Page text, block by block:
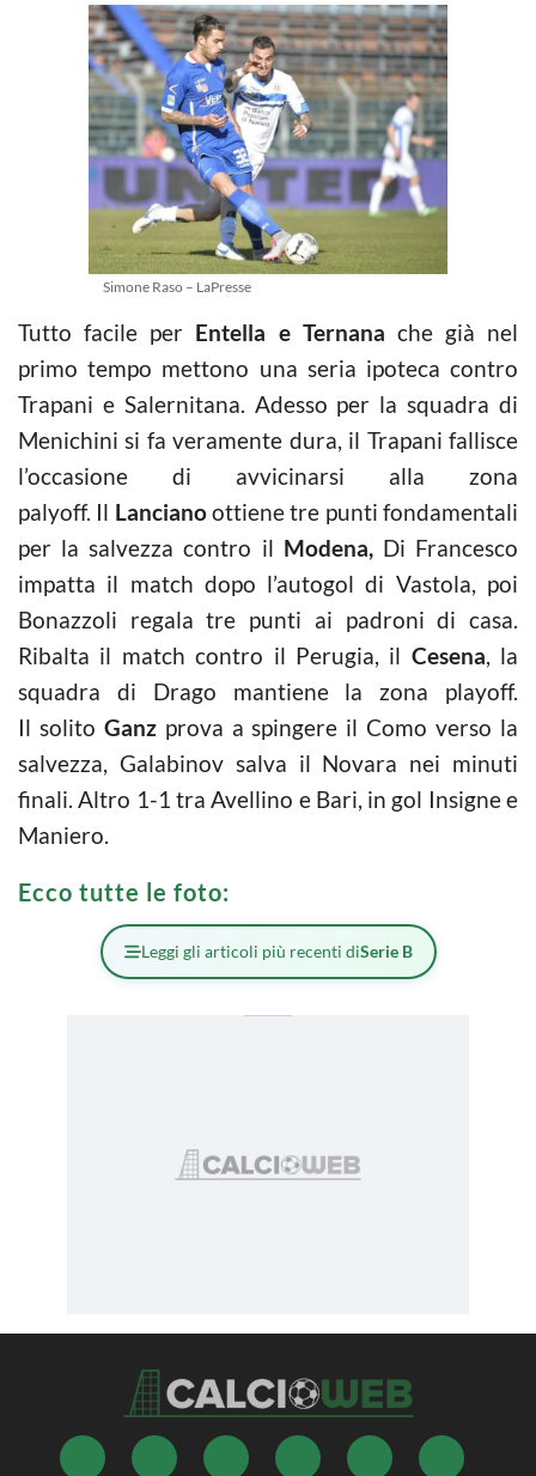
Simone Raso – LaPresse
Tutto facile per Entella e Ternana che già nel
primo tempo mettono una seria ipoteca contro
Trapani e Salernitana. Adesso per la squadra di
Menichini si fa veramente dura, il Trapani fallisce
l’occasione di avvicinarsi alla zona
palyoff. Il Lancianoottiene tre punti fondamentali
per la salvezza contro il Modena,Di Francesco
impatta il match dopo l’autogol di Vastola, poi
Bonazzoli regala tre punti ai padroni di casa.
Ribalta il match contro il Perugia, il Cesena, la
squadra di Drago mantiene la zona playoff.
Il solito Ganz prova a spingere il Como verso la
salvezza, Galabinov salva il Novara nei minuti
finali. Altro 1-1 tra Avellino e Bari, in gol Insigne e
Maniero.
Ecco tutte le foto:
Leggi gli articoli più recenti diSerie B